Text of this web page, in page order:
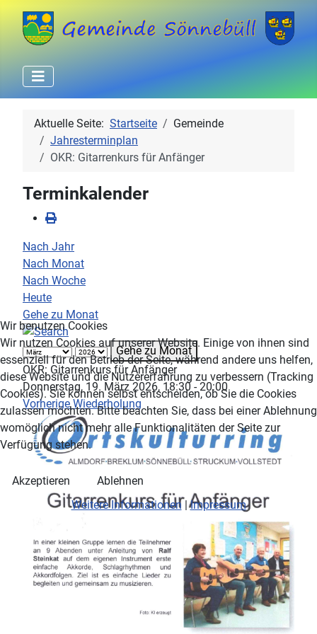
Aktuelle Seite: Startseite
Gemeinde
Jahresterminplan
OKR: Gitarrenkurs für Anfänger
Terminkalender
Nach Jahr
Nach Monat
Nach Woche
Heute
Gehe zu Monat
Gehe zu Monat
OKR: Gitarrenkurs für Anfänger
Donnerstag, 19. März 2026, 18:30 - 20:00
Vorherige Wiederholung
Wir benutzen Cookies
Wir nutzen Cookies auf unserer Website. Einige von ihnen sind
essenziell für den Betrieb der Seite, während andere uns helfen,
diese Website und die Nutzererfahrung zu verbessern (Tracking
Cookies). Sie können selbst entscheiden, ob Sie die Cookies
zulassen möchten. Bitte beachten Sie, dass bei einer Ablehnung
womöglich nicht mehr alle Funktionalitäten der Seite zur
Verfügung stehen.
Akzeptieren
Ablehnen
Weitere Informationen|Impressum